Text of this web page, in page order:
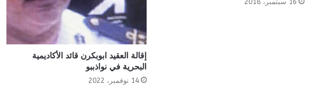
16 سبتمبر، 2018
إقالة العقيد ابوبكرن قائد الأكاديمية
البحرية في نواذببو
14 نوفمبر، 2022